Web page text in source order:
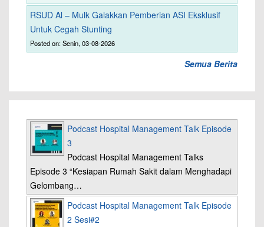
RSUD Al – Mulk Galakkan Pemberian ASI Eksklusif
Untuk Cegah Stunting
Posted on: Senin, 03-08-2026
Semua Berita
Podcast Hospital Management Talk Episode
3
Podcast Hospital Management Talks
Episode 3 “Kesiapan Rumah Sakit dalam Menghadapi
Gelombang…
Podcast Hospital Management Talk Episode
2 Sesi#2